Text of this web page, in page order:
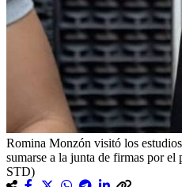
Romina Monzón visitó los
sumarse a la junta de firmas por
STD)